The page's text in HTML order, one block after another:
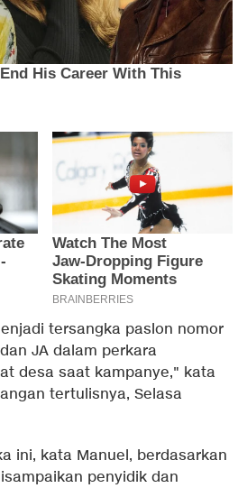
tersangka paslon nomor
JA dalam perkara
desa saat kampanye," kata
tertulisnya, Selasa
ini, kata Manuel, berdasarkan
penyidik dan